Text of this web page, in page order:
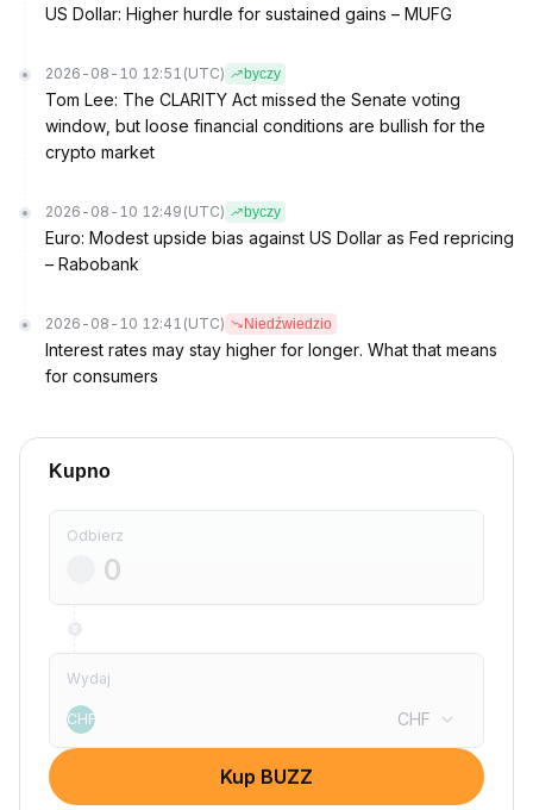
US Dollar: Higher hurdle for sustained gains – MUFG
2026-08-10 12:51 (UTC) byczy
Tom Lee: The CLARITY Act missed the Senate voting
window, but loose financial conditions are bullish for the
crypto market
2026-08-10 12:49 (UTC) byczy
Euro: Modest upside bias against US Dollar as Fed repricing
– Rabobank
2026-08-10 12:41 (UTC) Niedźwiedzio
Interest rates may stay higher for longer. What that means
for consumers
Kupno
Odbierz
Wydaj
CHF CHF
Kup BUZZ